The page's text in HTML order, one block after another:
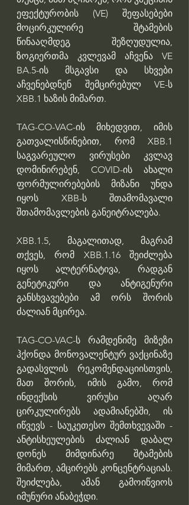
ეფექტურობის (VE) შეფასებები
მოცირკულირე შტამების
წინააღმდეგ შეზღუდულია,
ზოგიერთმა კვლევამ აჩვენა VE
BA.5-ის მსგავსი და სხვები
აჩვენებდნენ შემცირებულ VE-ს
XBB.1 ხაზის მიმართ.
TAG-CO-VAC-ის მიხედვით, იმის
გათვალისწინებით, რომ XBB.1
საგვარეულო ვირუსები კვლავ
დომინირებენ, COVID-ის ახალი
ფორმულირებების მიზანი უნდა
იყოს XBB-ს შთამომავალი
შთამომავლების განეიტრალება.
XBB.1.5, მაგალითად, მაგრამ
თქვეს, რომ XBB.1.16 შეიძლება
იყოს ალტერნატივა, რადგან
გენეტიკური და ანტიგენური
განსხვავებები ამ ორს შორის
ძალიან მცირეა.
TAG-CO-VAC-ს რამდენიმე მიზეზი
ჰქონდა მონოვალენტურ ვაქცინაზე
გადასვლის რეკომენდაციისთვის,
მათ შორის, იმის გამო, რომ
ინდექსის ვირუსი აღარ
ცირკულირებს ადამიანებში, ის
იწვევს - საუკეთესო შემთხვევაში -
ანტისხეულების ძალიან დაბალ
დონეს მიმდინარე შტამების
მიმართ, ამცირებს კონცენტრაციას.
შეიძლება, ამან გამოიწვიოს
იმუნური ანაბეჭდი.